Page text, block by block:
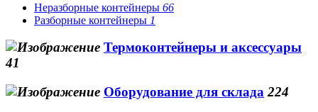
Неразборные контейнеры 66
Разборные контейнеры 1
Термоконтейнеры и аксессуары
41
Оборудование для склада 224